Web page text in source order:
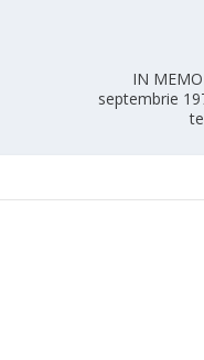
IN
septembrie